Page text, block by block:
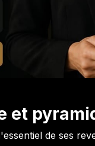
et
de ses